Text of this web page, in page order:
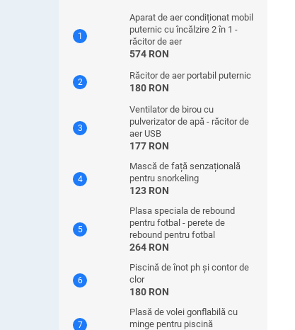
Aparat de aer condiționat mobil
puternic cu încălzire 2 în 1 -
răcitor de aer
574 RON
Răcitor de aer portabil puternic
180 RON
Ventilator de birou cu
pulverizator de apă - răcitor de
aer USB
177 RON
Mască de față senzațională
pentru snorkeling
123 RON
Plasa speciala de rebound
pentru fotbal - perete de
rebound pentru fotbal
264 RON
Piscină de înot ph și contor de
clor
180 RON
Plasă de volei gonflabilă cu
minge pentru piscină